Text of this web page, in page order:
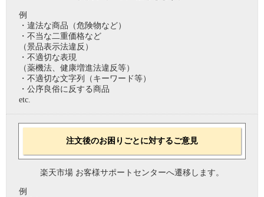
例
・違法な商品（危険物など）
・不当な二重価格など
（景品表示法違反）
・不適切な表現
（薬機法、健康増進法違反等）
・不適切な文字列（キーワード等）
・公序良俗に反する商品
etc.
注文後のお困りごとに対するご意見
楽天市場 お客様サポートセンターへ遷移します。
例